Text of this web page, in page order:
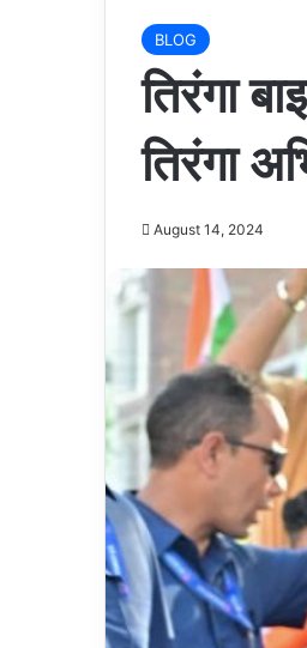
BLOG
तिरंगा
तिरंगा
August 14, 2024